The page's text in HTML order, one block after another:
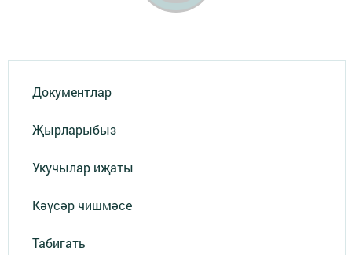
Документлар
Җырларыбыз
Укучылар иҗаты
Кәүсәр чишмәсе
Табигать